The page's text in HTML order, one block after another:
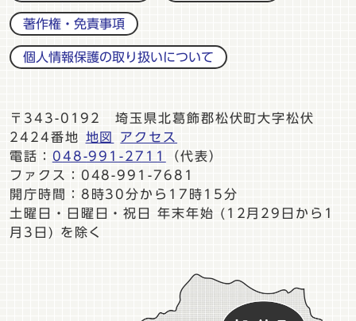
著作権・免責事項
個人情報保護の取り扱いについて
〒343-0192 埼玉県北葛飾郡松伏町大字松伏
2424番地
地図
アクセス
電話： 048-991-2711
（代表）
ファクス：048-991-7681
開庁時間：8時30分から17時15分
土曜日・日曜日・祝日 年末年始 (12月29日から1
月3日) を除く